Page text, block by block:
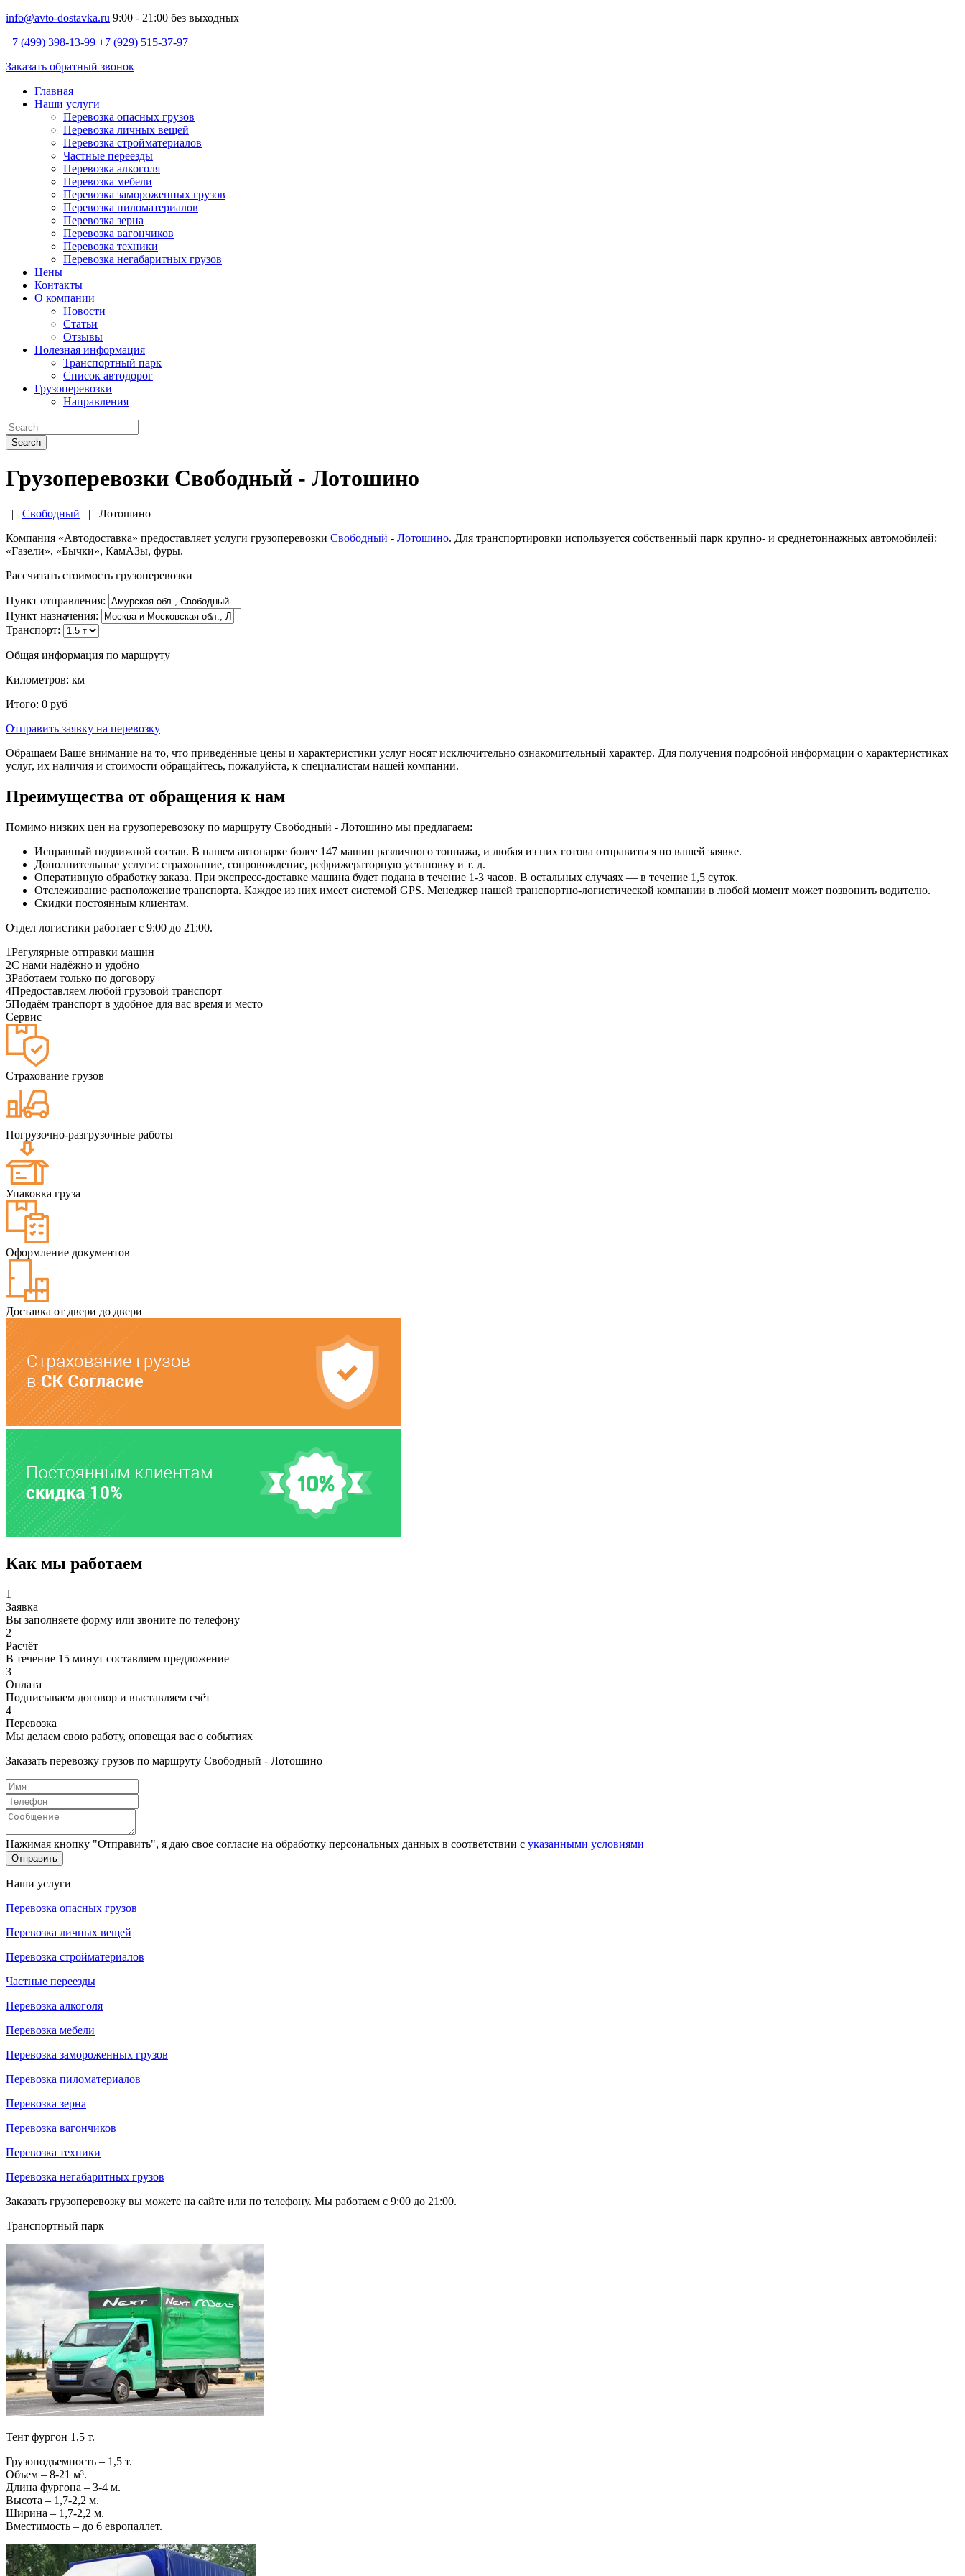
info@avto-dostavka.ru 9:00 - 21:00 без выходных
+7 (499) 398-13-99 +7 (929) 515-37-97
Заказать обратный звонок
Главная
Наши услуги
Перевозка опасных грузов
Перевозка личных вещей
Перевозка стройматериалов
Частные переезды
Перевозка алкоголя
Перевозка мебели
Перевозка замороженных грузов
Перевозка пиломатериалов
Перевозка зерна
Перевозка вагончиков
Перевозка техники
Перевозка негабаритных грузов
Цены
Контакты
О компании
Новости
Статьи
Отзывы
Полезная информация
Транспортный парк
Список автодорог
Грузоперевозки
Направления
Search
Грузоперевозки Свободный - Лотошино
| Свободный | Лотошино
Компания «Автодоставка» предоставляет услуги грузоперевозки Свободный - Лотошино. Для транспортировки используется собственный парк крупно- и среднетоннажных автомобилей:
«Газели», «Бычки», КамАЗы, фуры.
Рассчитать стоимость грузоперевозки
Пункт отправления:
Пункт назначения:
Транспорт:
Общая информация по маршруту
Километров: км
Итого: 0 руб
Отправить заявку на перевозку
Обращаем Ваше внимание на то, что приведённые цены и характеристики услуг носят исключительно ознакомительный характер. Для получения подробной информации о характеристиках
услуг, их наличия и стоимости обращайтесь, пожалуйста, к специалистам нашей компании.
Преимущества от обращения к нам
Помимо низких цен на грузоперевозоку по маршруту Свободный - Лотошино мы предлагаем:
Исправный подвижной состав. В нашем автопарке более 147 машин различного тоннажа, и любая из них готова отправиться по вашей заявке.
Дополнительные услуги: страхование, сопровождение, рефрижераторную установку и т. д.
Оперативную обработку заказа. При экспресс-доставке машина будет подана в течение 1-3 часов. В остальных случаях — в течение 1,5 суток.
Отслеживание расположение транспорта. Каждое из них имеет системой GPS. Менеджер нашей транспортно-логистической компании в любой момент может позвонить водителю.
Скидки постоянным клиентам.
Отдел логистики работает с 9:00 до 21:00.
1Регулярные отправки машин
2С нами надёжно и удобно
3Работаем только по договору
4Предоставляем любой грузовой транспорт
5Подаём транспорт в удобное для вас время и место
Сервис
Страхование грузов
Погрузочно-разгрузочные работы
Упаковка груза
Оформление документов
Доставка от двери до двери
Как мы работаем
1
Заявка
Вы заполняете форму или звоните по телефону
2
Расчёт
В течение 15 минут составляем предложение
3
Оплата
Подписываем договор и выставляем счёт
4
Перевозка
Мы делаем свою работу, оповещая вас о событиях
Заказать перевозку грузов по маршруту Свободный - Лотошино
Нажимая кнопку "Отправить", я даю свое согласие на обработку персональных данных в соответствии с указанными условиями
Отправить
Наши услуги
Перевозка опасных грузов
Перевозка личных вещей
Перевозка стройматериалов
Частные переезды
Перевозка алкоголя
Перевозка мебели
Перевозка замороженных грузов
Перевозка пиломатериалов
Перевозка зерна
Перевозка вагончиков
Перевозка техники
Перевозка негабаритных грузов
Заказать грузоперевозку вы можете на сайте или по телефону. Мы работаем с 9:00 до 21:00.
Транспортный парк
Тент фургон 1,5 т.
Грузоподъемность – 1,5 т.
Объем – 8-21 м³.
Длина фургона – 3-4 м.
Высота – 1,7-2,2 м.
Ширина – 1,7-2,2 м.
Вместимость – до 6 европаллет.